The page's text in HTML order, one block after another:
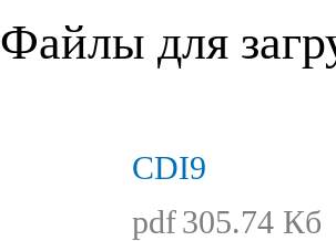
Файлы для
CDI9
pdf305.74 Кб